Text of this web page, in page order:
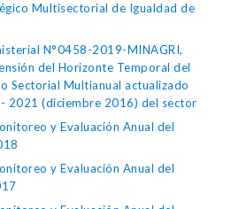
Multisectorial de Igualdad de
N°0458-2019-MINAGRI,
del Horizonte Temporal del
Sectorial Multianual actualizado
- 2021 (diciembre 2016) del sector
y Evaluación Anual del
y Evaluación Anual del